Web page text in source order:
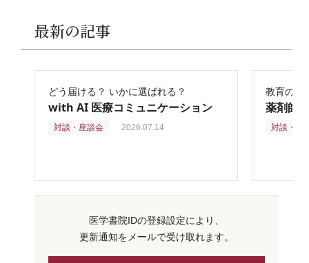
最新の記事
どう届ける？ いかに選ばれる？
with AI 医療コミュニケーション
対談・座談会 2026.07.14
教育の再
薬剤師
対談・座
医学書院IDの登録設定により、
更新通知をメールで受け取れます。